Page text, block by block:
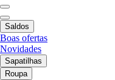
Saldos
Boas ofertas
Novidades
Sapatilhas
Roupa